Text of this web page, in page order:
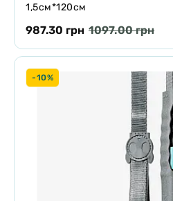
1,5см*120см
987.30 грн 1097.00 грн
-10%